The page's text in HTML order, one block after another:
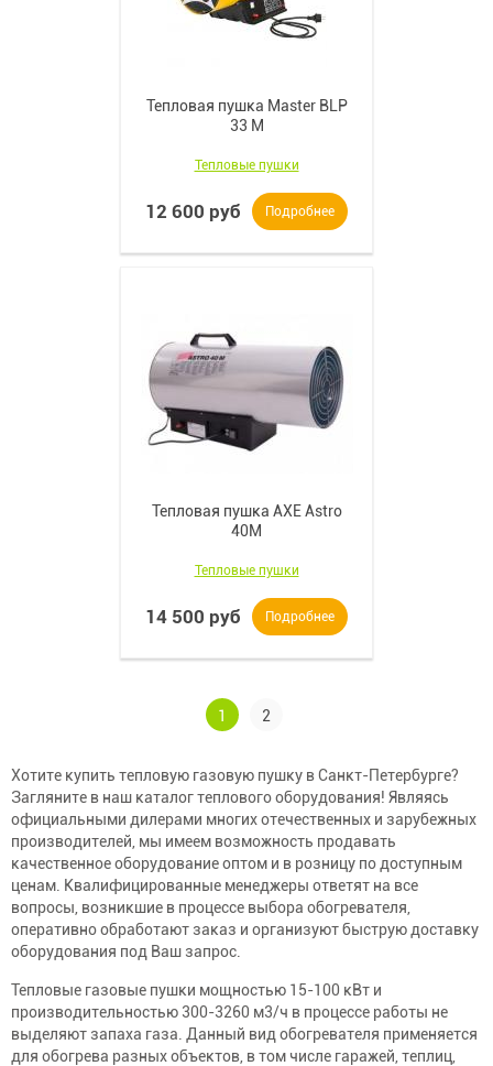
Тепловая пушка Master BLP
33 M
Тепловые пушки
12 600 руб Подробнее
Тепловая пушка AXE Astro
40M
Тепловые пушки
14 500 руб Подробнее
1 2
Хотите купить тепловую газовую пушку в Санкт-Петербурге?
Загляните в наш каталог теплового оборудования! Являясь
официальными дилерами многих отечественных и зарубежных
производителей, мы имеем возможность продавать
качественное оборудование оптом и в розницу по доступным
ценам. Квалифицированные менеджеры ответят на все
вопросы, возникшие в процессе выбора обогревателя,
оперативно обработают заказ и организуют быструю доставку
оборудования под Ваш запрос.
Тепловые газовые пушки мощностью 15-100 кВт и
производительностью 300-3260 м3/ч в процессе работы не
выделяют запаха газа. Данный вид обогревателя применяется
для обогрева разных объектов, в том числе гаражей, теплиц,